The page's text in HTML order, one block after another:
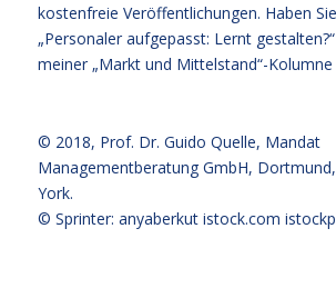
kostenfreie Veröffentlichungen. Haben
„Personaler aufgepasst: Lernt
meiner „Markt und Mittelstand“-Kolumne
© 2018, Prof. Dr. Guido Quelle, Mandat
Managementberatung GmbH,
York.
© Sprinter: anyaberkut istock.com